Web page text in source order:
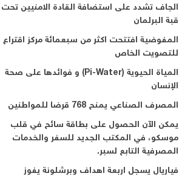
الجاف تشدد على استضافة القادة الامنيين تحت
قبة البرلمان
المفوضية افتتحت اكثر من سبعمائة مركز اقتراع
للتصويت الخاص
المياة الحيوية (Pi-Water) و فوائدها على صحة
الإنسان
المصرف الصناعي يمنح 768 قرضا للمواطنين
يمكن الآن الحصول على بطاقة سائح في قلب
موسكو، في المكتب الجديد للسفر والخدمات
المصرفية التابع لسبر.
فياريال يسجل اربعة اهداف وبرشلونة يفوز